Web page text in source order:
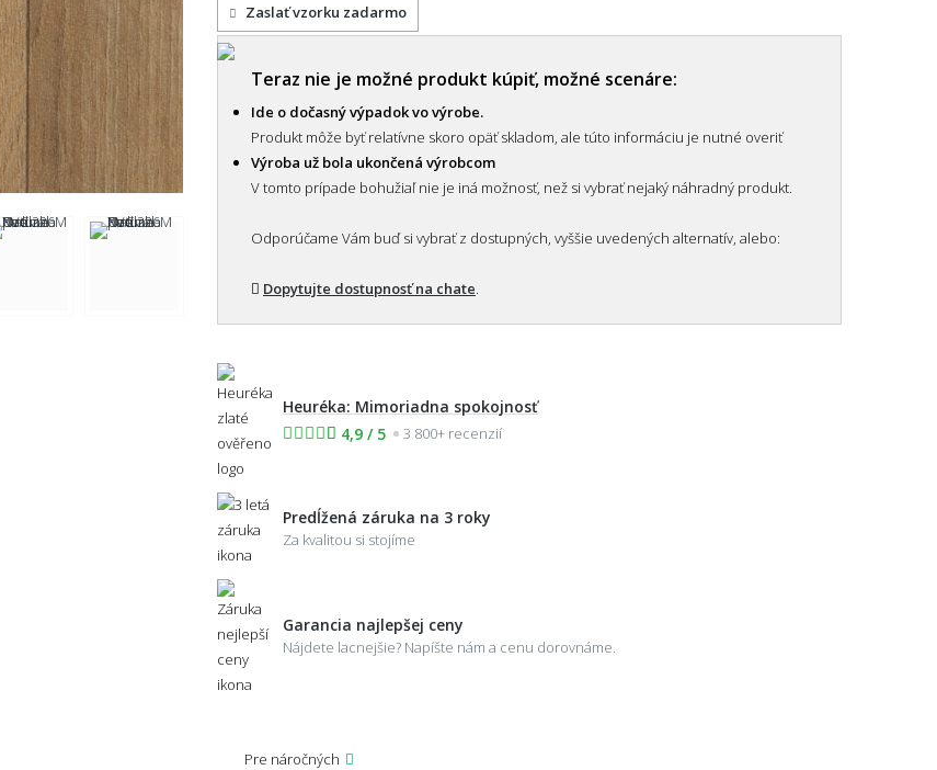
Zaslať vzorku zadarmo
Teraz nie je možné produkt kúpiť, možné scenáre:
Ide o dočasný výpadok vo výrobe.
Produkt môže byť relatívne skoro opäť skladom, ale túto informáciu je nutné overiť
Výroba už bola ukončená výrobcom
V tomto prípade bohužiaľ nie je iná možnosť, než si vybrať nejaký náhradný produkt.
Odporúčame Vám buď si vybrať z dostupných, vyššie uvedených alternatív, alebo:
Dopytujte dostupnosť na chate
Heuréka: Mimoriadna spokojnosť
4,9 / 5
3 800+ recenzií
Predĺžená záruka na 3 roky
Za kvalitou si stojíme
Garancia najlepšej ceny
Nájdete lacnejšie? Napíšte nám a cenu dorovnáme.
Pre náročných